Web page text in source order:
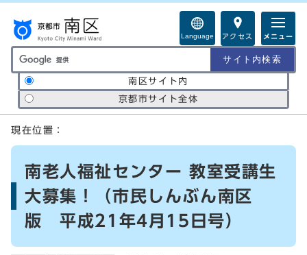
Language アクセス メニュー
サイト内検索の範囲
南区サイト内
京都市サイト全体
ここから本文です
現在位置：
南老人福祉センター 教室受講生
大募集！（市民しんぶん南区
版 平成21年4月15日号）